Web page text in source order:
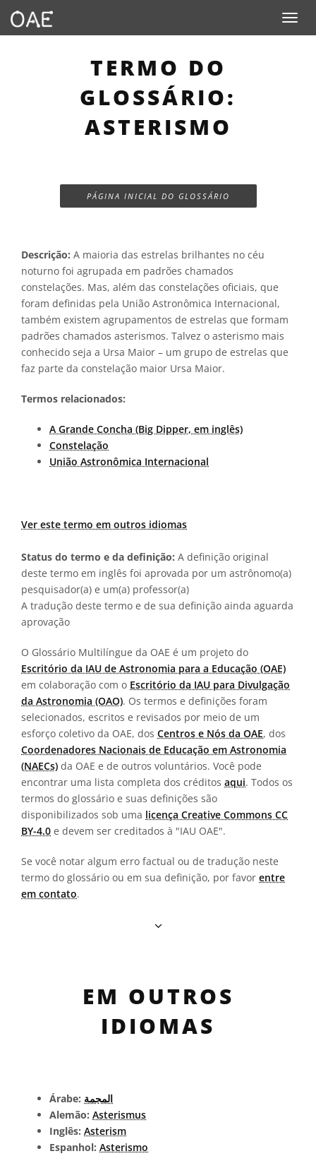
Toggle
TERMO DO
GLOSSÁRIO:
ASTERISMO
PÁGINA INICIAL DO GLOSSÁRIO
Descrição: A maioria das estrelas brilhantes no céu
noturno foi agrupada em padrões chamados
constelações. Mas, além das constelações oficiais, que
foram definidas pela União Astronômica Internacional,
também existem agrupamentos de estrelas que formam
padrões chamados asterismos. Talvez o asterismo mais
conhecido seja a Ursa Maior – um grupo de estrelas que
faz parte da constelação maior Ursa Maior.
Termos relacionados:
A Grande Concha (Big Dipper, em inglês)
Constelação
União Astronômica Internacional
Ver este termo em outros idiomas
Status do termo e da definição: A definição original
deste termo em inglês foi aprovada por um astrônomo(a)
pesquisador(a) e um(a) professor(a)
A tradução deste termo e de sua definição ainda aguarda
aprovação
O Glossário Multilíngue da OAE é um projeto do
Escritório da IAU de Astronomia para a Educação (OAE)
em colaboração com o Escritório da IAU para Divulgação
da Astronomia (OAO). Os termos e definições foram
selecionados, escritos e revisados por meio de um
esforço coletivo da OAE, dos Centros e Nós da OAE, dos
Coordenadores Nacionais de Educação em Astronomia
(NAECs) da OAE e de outros voluntários. Você pode
encontrar uma lista completa dos créditos aqui. Todos os
termos do glossário e suas definições são
disponibilizados sob uma licença Creative Commons CC
BY-4.0 e devem ser creditados à "IAU OAE".
Se você notar algum erro factual ou de tradução neste
termo do glossário ou em sua definição, por favor entre
em contato.
EM OUTROS
IDIOMAS
Árabe: المجمة
Alemão: Asterismus
Inglês: Asterism
Espanhol: Asterismo